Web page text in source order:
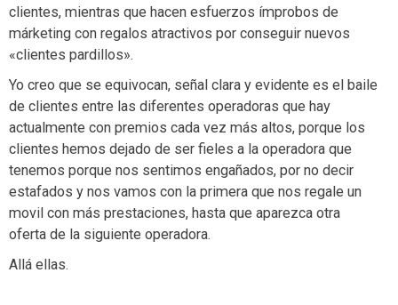
clientes, mientras que hacen esfuerzos ímprobos de
márketing con regalos atractivos por conseguir nuevos
«clientes pardillos».
Yo creo que se equivocan, señal clara y evidente es el baile
de clientes entre las diferentes operadoras que hay
actualmente con premios cada vez más altos, porque los
clientes hemos dejado de ser fieles a la operadora que
tenemos porque nos sentimos engañados, por no decir
estafados y nos vamos con la primera que nos regale un
movil con más prestaciones, hasta que aparezca otra
oferta de la siguiente operadora.
Allá ellas.